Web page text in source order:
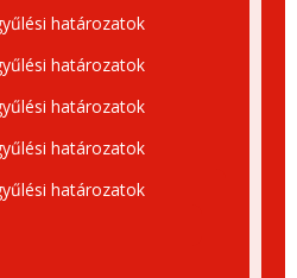
határozatok
határozatok
határozatok
határozatok
határozatok